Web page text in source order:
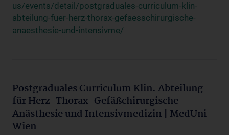
us/events/detail/postgraduales-curriculum-klin-
abteilung-fuer-herz-thorax-gefaesschirurgische-
anaesthesie-und-intensivme/
Postgraduales Curriculum Klin. Abteilung
für Herz-Thorax-Gefäßchirurgische
Anästhesie und Intensivmedizin | MedUni
Wien